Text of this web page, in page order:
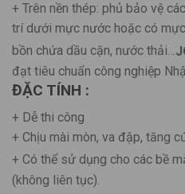
+ Trên nền thép: phủ bảo vệ
trí dưới mực nước hoặc có
bồn chứa dầu cặn, nước thải…
đạt tiêu chuẩn công nghiệp
ĐẶC TÍNH :
+ Dễ thi công
+ Chịu mài mòn, va đập, tăng
+ Có thể sử dụng cho các bề
(không liên tục).